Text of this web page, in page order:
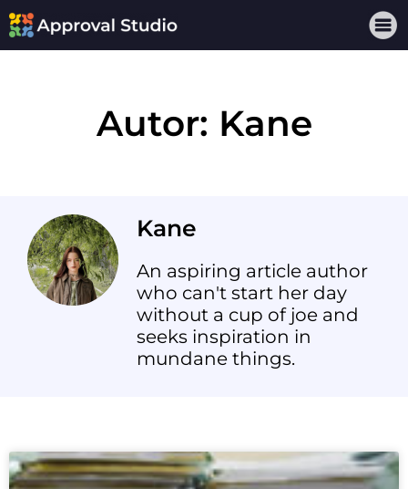
Autor: Kane
Kane
An aspiring article author
who can't start her day
without a cup of joe and
seeks inspiration in
mundane things.